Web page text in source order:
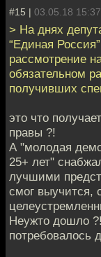
#15 | 03.05.18 15:37
> На днях
“Единая
рассмотрение
обязательном
получивших
это что
правы ?!
А "молодая
25+ лет"
лучшими
смог выучится,
Неужто дошло
потребовалось